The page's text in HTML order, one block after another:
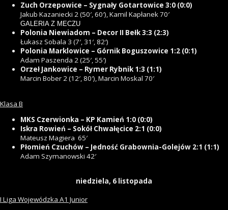
Zuch Orzepowice – Sygnały Gotartowice 3:0 (0:0)
Jakub Kazaniecki 2 (50′, 60′), Kamil Kapłanek 70′
GALERIA Z MECZU
Polonia Niewiadom – Decor II Bełk 3:3 (2:3)
Łukasz Sobala 3 (7′, 31′, 82′)
Polonia Marklowice – Górnik Boguszowice 1:2 (0:1)
Adam Paszenda 2 (25′, 55′)
Orzeł Jankowice – Rymer Rybnik 1:3 (1:1)
Marcin Bober 2 (12′, 80′), Marcin Moskal 70′
Klasa B
MKS Czerwionka – KP Kamień 1:0 (0:0)
Iskra Rowień – Sokół Chwałęcice 2:1 (0:0)
Mateusz Magiera 65′
Płomień Czuchów – Jedność Grabownia-Golejów 2:1 (1:1)
Adam Szymanowski 42′
niedziela, 6 listopada
I Liga Wojewódzka A1 Junior